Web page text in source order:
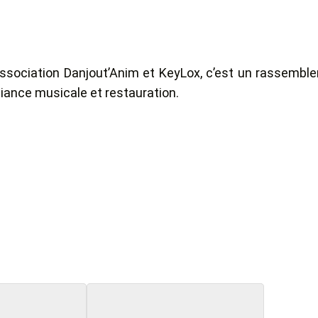
Danjout’Anim et KeyLox, c’est un
musicale et restauration.